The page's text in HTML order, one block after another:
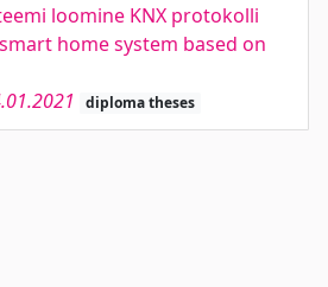
loomine KNX protokolli
home system based on
diploma theses